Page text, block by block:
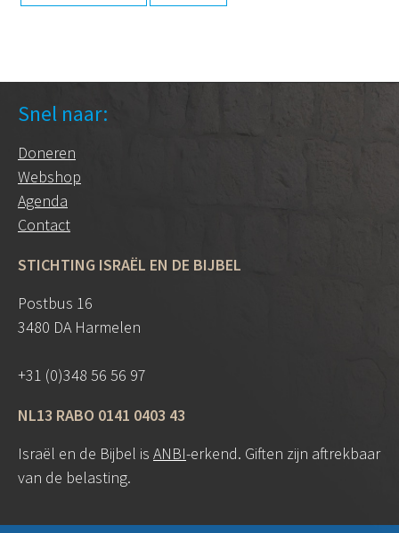
Snel naar:
Doneren
Webshop
Agenda
Contact
STICHTING ISRAËL EN DE BIJBEL
Postbus 16
3480 DA Harmelen
+31 (0)348 56 56 97
NL13 RABO 0141 0403 43
Israël en de Bijbel is ANBI-erkend. Giften zijn aftrekbaar
van de belasting.